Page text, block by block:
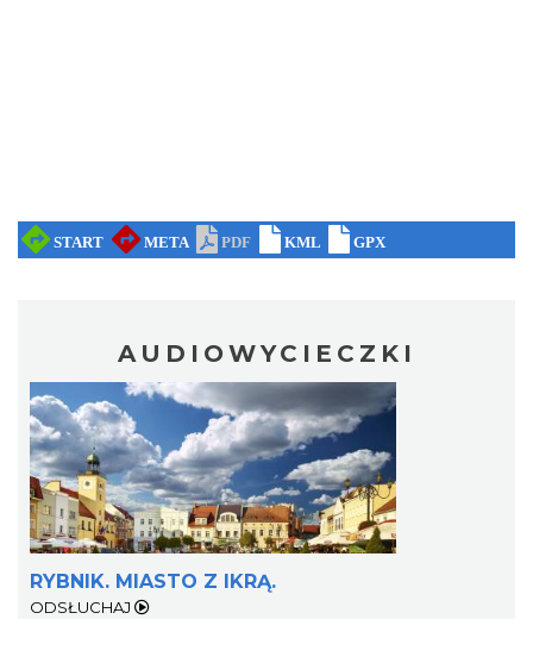
AUDIOWYCIECZKI
RYBNIK. MIASTO Z IKRĄ.
ODSŁUCHAJ